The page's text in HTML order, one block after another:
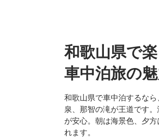
和歌山県で
車中泊旅の
和歌山県で車中泊するな
泉、那智の滝が王道です
が安心。朝は海景色、夕
れます。